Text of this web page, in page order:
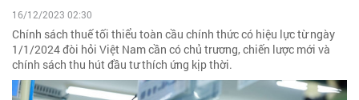
16/12/2023 02:30
Chính sách thuế tối thiểu toàn cầu chính thức có hiệu lực từ ngày
1/1/2024 đòi hỏi Việt Nam cần có chủ trương, chiến lược mới và
chính sách thu hút đầu tư thích ứng kịp thời.